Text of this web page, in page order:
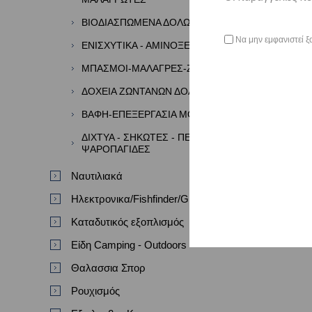
ΒΙΟΔΙΑΣΠΩΜΕΝΑ ΔΟΛΩΜΑΤΑ
ΕΝΙΣΧΥΤΙΚΑ - ΑΜΙΝΟΞΕΑ - ΑΡΩΜΑΤΑ
ΜΠΑΣΜΟΙ-ΜΑΛΑΓΡΕΣ-ΖΥΜΕΣ
ΔΟΧΕΙΑ ΖΩΝΤΑΝΩΝ ΔΟΛΩΜΑΤΩΝ
ΒΑΦΗ-ΕΠΕΞΕΡΓΑΣΙΑ ΜΟΛΥΒΙΩΝ
ΔΙΧΤΥΑ - ΣΗΚΩΤΕΣ - ΠΕΖΟΒΟΛΑ -
ΨΑΡΟΠΑΓΙΔΕΣ
Ναυτιλιακά
Ηλεκτρονικα/Fishfinder/GPS/VHF
Καταδυτικός εξοπλισμός
Είδη Camping - Outdoors
Θαλασσια Σπορ
Ρουχισμός
Να μην εμφανιστεί